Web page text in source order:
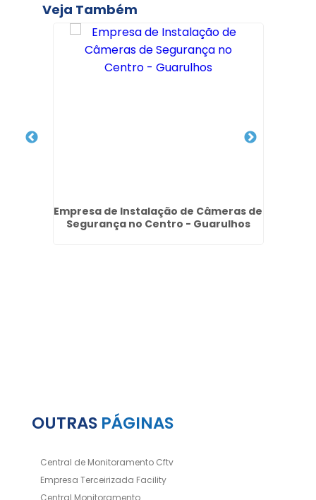
Veja Também
Empresa de Instalação de Câmeras de
Segurança no Centro - Guarulhos
OUTRAS PÁGINAS
Central de Monitoramento Cftv
Empresa Terceirizada Facility
Central Monitoramento